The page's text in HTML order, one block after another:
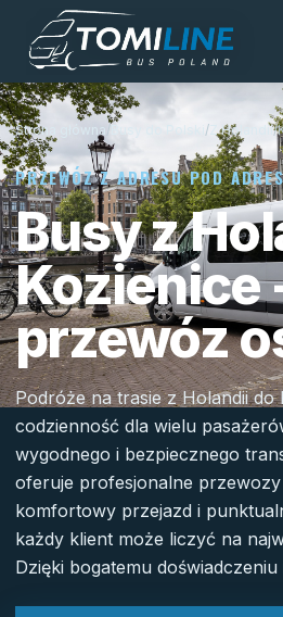
Przejdź do treści
Strona główna / / Z Holandii/
PRZEWÓZ Z ADRESU POD
Busy z
Kozienice
przewóz
Podróże na trasie z Holandii do
codzienność dla wielu
wygodnego i bezpiecznego
oferuje profesjonalne
komfortowy przejazd i
każdy klient może liczyć na
Dzięki bogatemu doświadczeniu